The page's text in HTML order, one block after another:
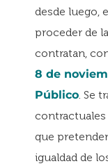
desde luego,
proceder de
contratan,
8 de
Público . Se
que
igualdad de